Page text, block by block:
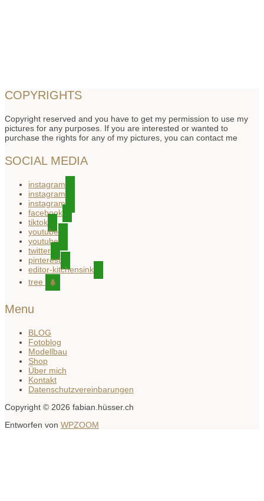
COPYRIGHTS
Copyright reserved and you have to get my permission to use my
pictures for any purposes. If you are interested or wanted to
purchase the rights for any of my pictures, you can contact me
SOCIAL MEDIA
instagram
instagram
instagram
facebook
tiktok
youtube
youtube
twitter
pinterest
editor-kitchensink
tree
Menu
BLOG
Fotoblog
Modellbau
Shop
Über mich
Kontakt
Datenschutzvereinbarungen
Copyright © 2026 fabian.hüsser.ch
Entworfen von WPZOOM